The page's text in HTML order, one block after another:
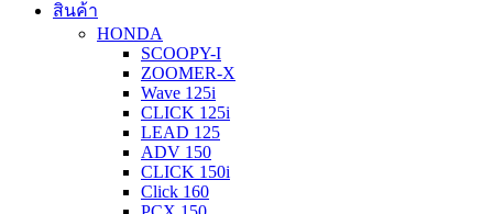
สินค้า
HONDA
SCOOPY-I
ZOOMER-X
Wave 125i
CLICK 125i
LEAD 125
ADV 150
CLICK 150i
Click 160